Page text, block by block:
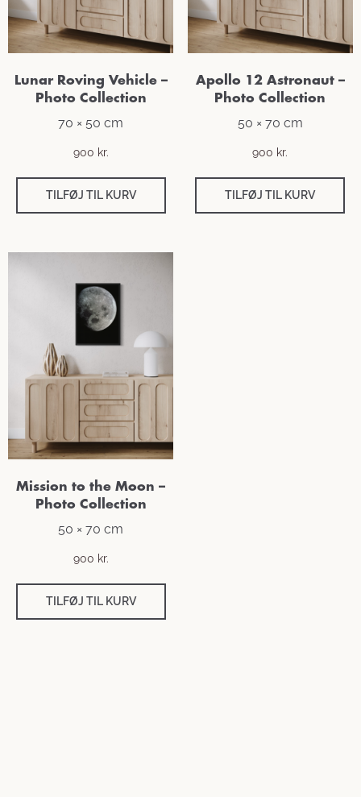
Lunar Roving Vehicle –
Photo Collection
70 × 50 cm
900 kr.
TILFØJ TIL KURV
Apollo 12 Astronaut –
Photo Collection
50 × 70 cm
900 kr.
TILFØJ TIL KURV
Mission to the Moon –
Photo Collection
50 × 70 cm
900 kr.
TILFØJ TIL KURV